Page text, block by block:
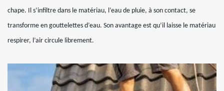
chape. Il s’infiltre dans le matériau, l’eau de pluie, à son contact, se
transforme en gouttelettes d’eau. Son avantage est qu’il laisse le matériau
respirer, l’air circule librement.